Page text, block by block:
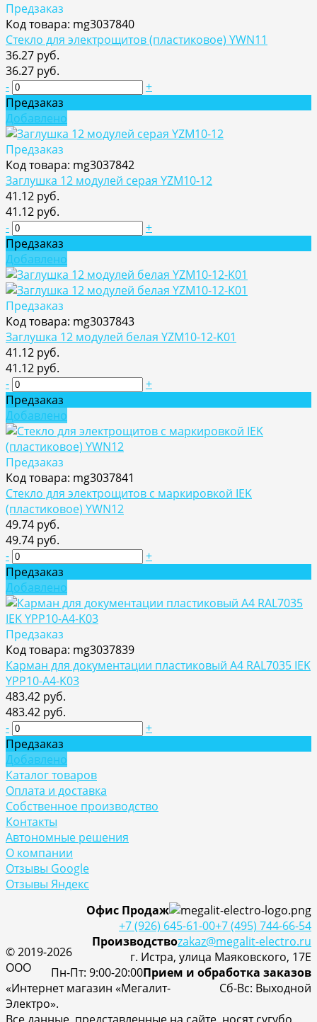
Предзаказ
Код товара: mg3037840
Стекло для электрощитов (пластиковое) YWN11
36.27 руб.
36.27 руб.
-
+
Предзаказ
Добавлено
Предзаказ
Код товара: mg3037842
Заглушка 12 модулей серая YZM10-12
41.12 руб.
41.12 руб.
-
+
Предзаказ
Добавлено
Предзаказ
Код товара: mg3037843
Заглушка 12 модулей белая YZM10-12-K01
41.12 руб.
41.12 руб.
-
+
Предзаказ
Добавлено
Предзаказ
Код товара: mg3037841
Стекло для электрощитов с маркировкой IEK
(пластиковое) YWN12
49.74 руб.
49.74 руб.
-
+
Предзаказ
Добавлено
Предзаказ
Код товара: mg3037839
Карман для документации пластиковый А4 RAL7035 IEK
YPP10-A4-K03
483.42 руб.
483.42 руб.
-
+
Предзаказ
Добавлено
Каталог товаров
Оплата и доставка
Собственное производство
Контакты
Автономные решения
О компании
Отзывы Google
Отзывы Яндекс
Офис Продаж
+7 (495) 744-66-54
+7 (926) 645-61-00
zakaz@megalit-electro.ru
Производство
г. Истра, улица Маяковского, 17Е
Прием и обработка заказов
Пн-Пт: 9:00-20:00
Cб-Вс: Выходной
© 2019-2026
ООО
«Интернет магазин «Мегалит-
Электро».